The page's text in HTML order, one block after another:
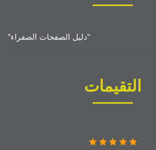
"دليل الصفحات الصفراء"
التقيمات